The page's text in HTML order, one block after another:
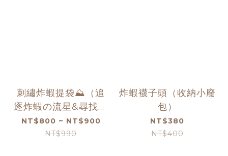
刺繡炸蝦提袋⛰️（追
逐炸蝦の流星&尋找那
顆星星）
NT$800 ~ NT$900
NT$990
炸蝦襪子頭（收納小廢
包）
NT$380
NT$400